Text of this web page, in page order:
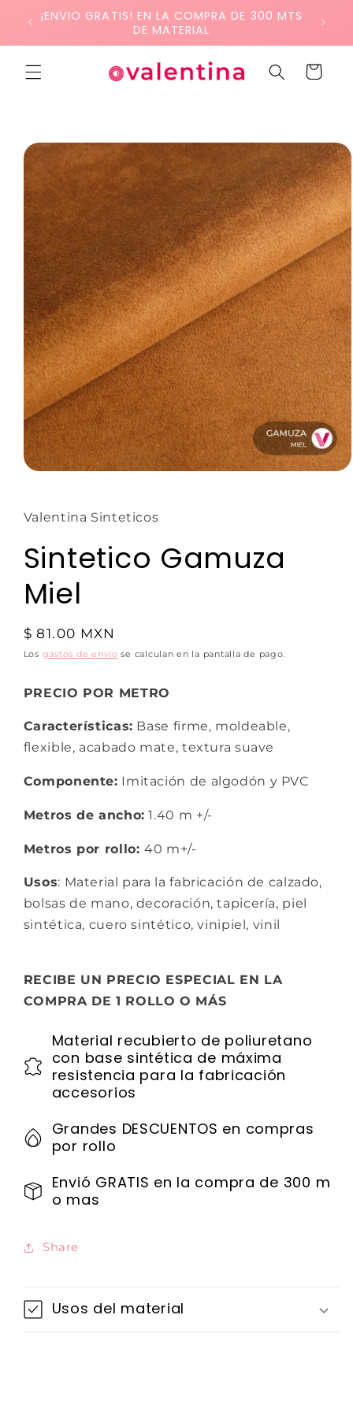
directamente
¡ENVIO GRATIS! EN LA COMPRA DE 300 MTS
DE MATERIAL
Carrito
directamente
a la
información
del producto
Valentina Sinteticos
Sintetico Gamuza
Miel
$ 81.00 MXN
Los gastos de envío se calculan en la pantalla de pago.
PRECIO POR METRO
Características: Base firme, moldeable,
flexible, acabado mate, textura suave
Componente: Imitación de algodón y PVC
Metros de ancho: 1.40 m +/-
Metros por rollo:40 m+/-
Usos: Material para la fabricación de calzado,
bolsas de mano, decoración, tapicería, piel
sintética, cuero sintético, vinipiel, vinil
RECIBE UN PRECIO ESPECIAL EN LA
COMPRA DE 1 ROLLO O MÁS
Material recubierto de poliuretano
con base sintética de máxima
resistencia para la fabricación
accesorios
Grandes DESCUENTOS en compras
por rollo
Envió GRATIS en la compra de 300 m
o mas
Share
Usos del material